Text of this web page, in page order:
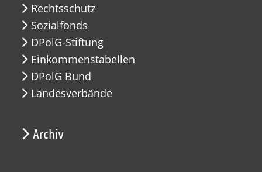
Rechtsschutz
Sozialfonds
DPolG-Stiftung
Einkommenstabellen
DPolG Bund
Landesverbände
Archiv